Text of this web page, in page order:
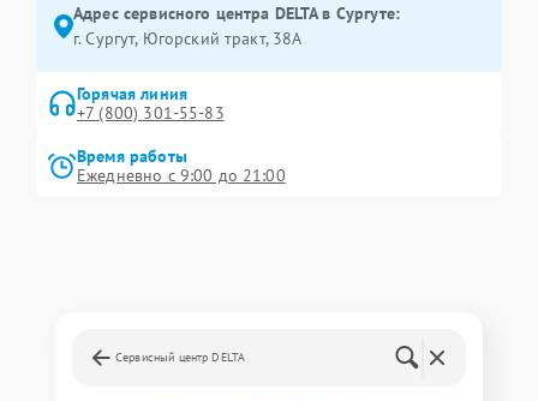
Адрес сервисного центра DELTA в Сургуте:
г. Сургут, Югорский тракт, 38А
Горячая линия
+7 (800) 301-55-83
Время работы
Ежедневно с 9:00 до 21:00
Сервисный центр DELTA